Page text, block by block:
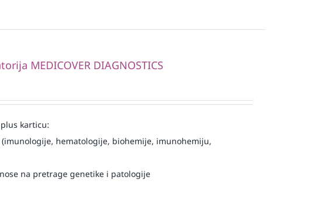
MEDICOVER DIAGNOSTICS
karticu:
(imunologije, hematologije, biohemije, imunohemiju,
na pretrage genetike i patologije